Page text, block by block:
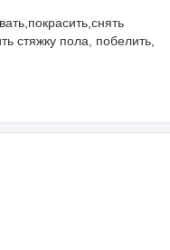
стяжку пола, побелить,